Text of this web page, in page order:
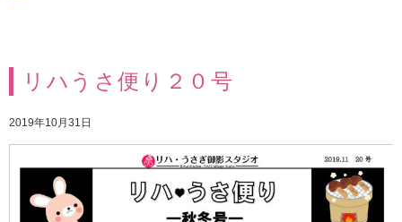
リハうさ便り２０号
2019年10月31日